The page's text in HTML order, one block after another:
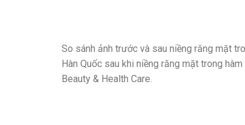
So sánh ảnh trước và sau niềng răng mặt
Hàn Quốc sau khi niềng răng mặt trong
Beauty & Health Care.